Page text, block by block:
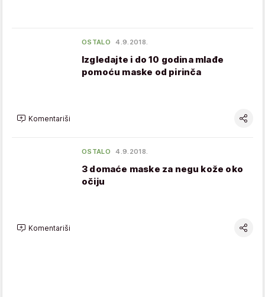
OSTALO 4.9.2018.
Izgledajte i do 10 godina mlađe
pomoću maske od pirinča
Komentariši
OSTALO 4.9.2018.
3 domaće maske za negu kože oko
očiju
Komentariši